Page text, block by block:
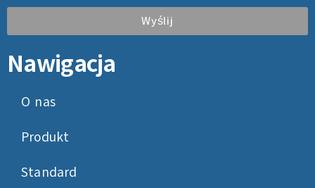
Wyślij
Nawigacja
O nas
Produkt
Standard